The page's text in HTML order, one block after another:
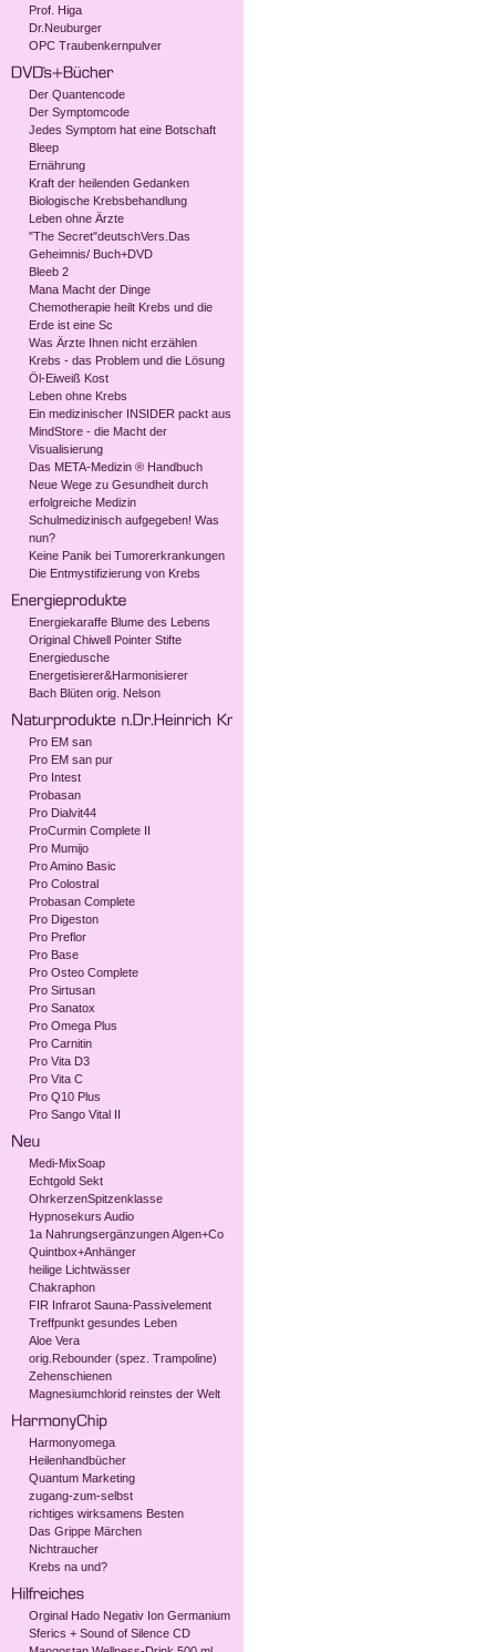
Prof. Higa
Dr.Neuburger
OPC Traubenkernpulver
Der Quantencode
Der Symptomcode
Jedes Symptom hat eine Botschaft
Bleep
Ernährung
Kraft der heilenden Gedanken
Biologische Krebsbehandlung
Leben ohne Ärzte
"The Secret"deutschVers.Das
Geheimnis/ Buch+DVD
Bleeb 2
Mana Macht der Dinge
Chemotherapie heilt Krebs und die
Erde ist eine Sc
Was Ärzte Ihnen nicht erzählen
Krebs - das Problem und die Lösung
Öl-Eiweiß Kost
Leben ohne Krebs
Ein medizinischer INSIDER packt aus
MindStore - die Macht der
Visualisierung
Das META-Medizin ® Handbuch
Neue Wege zu Gesundheit durch
erfolgreiche Medizin
Schulmedizinisch aufgegeben! Was
nun?
Keine Panik bei Tumorerkrankungen
Die Entmystifizierung von Krebs
Energiekaraffe Blume des Lebens
Original Chiwell Pointer Stifte
Energiedusche
Energetisierer&Harmonisierer
Bach Blüten orig. Nelson
Pro EM san
Pro EM san pur
Pro Intest
Probasan
Pro Dialvit44
ProCurmin Complete II
Pro Mumijo
Pro Amino Basic
Pro Colostral
Probasan Complete
Pro Digeston
Pro Preflor
Pro Base
Pro Osteo Complete
Pro Sirtusan
Pro Sanatox
Pro Omega Plus
Pro Carnitin
Pro Vita D3
Pro Vita C
Pro Q10 Plus
Pro Sango Vital II
Medi-MixSoap
Echtgold Sekt
OhrkerzenSpitzenklasse
Hypnosekurs Audio
1a Nahrungsergänzungen Algen+Co
Quintbox+Anhänger
heilige Lichtwässer
Chakraphon
FIR Infrarot Sauna-Passivelement
Treffpunkt gesundes Leben
Aloe Vera
orig.Rebounder (spez. Trampoline)
Zehenschienen
Magnesiumchlorid reinstes der Welt
Harmonyomega
Heilenhandbücher
Quantum Marketing
zugang-zum-selbst
richtiges wirksamens Besten
Das Grippe Märchen
Nichtraucher
Krebs na und?
Orginal Hado Negativ Ion Germanium
Sferics + Sound of Silence CD